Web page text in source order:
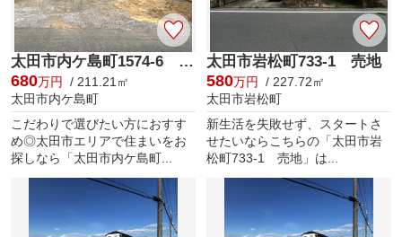
太田市内ケ島町1574-6 売地
680万円
/ 211.21㎡
太田市内ケ島町
こだわりで選びたい方におすす
め◎太田市エリアで住まいをお
探しなら「太田市内ケ島町...
太田市岩松町733-1 売地
580万円
/ 227.72㎡
太田市岩松町
新生活を失敗せず、スタートさ
せたいならこちらの「太田市岩
松町733-1 売地」は...